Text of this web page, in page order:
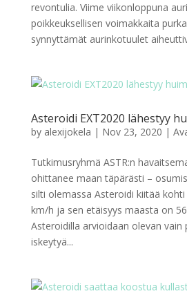
revontulia. Viime viikonloppuna
poikkeuksellisen voimakkaita
synnyttämät aurinkotuulet
Asteroidi EXT2020 lähestyy
by alexijokela | Nov 23, 2020 |
Tutkimusryhmä ASTR:n
ohittanee maan täpärästi –
silti olemassa Asteroidi kiitää
km/h ja sen etäisyys maasta on
Asteroidilla arvioidaan olevan vain
iskeytyä...